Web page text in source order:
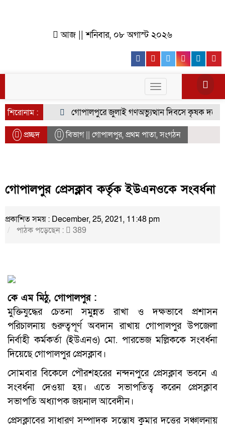
আজ || শনিবার, ০৮ অগাস্ট ২০২৬
Facebook
YoutubeTwitter
Toggle
navigation
শিরোনাম :
গোপালপুরে জুলাই গণঅভ্যুত্থান দিবসে কৃষক দলের
প্রচ্ছদ বিভাগ || গোপালপুর, প্রথম পাতা,সংগঠন
গোপালপুর প্রেসক্লাব কর্তৃক ইউএনওকে সংবর্ধনা
প্রকাশিত সময় : December, 25, 2021, 11:48 pm
পাঠক পড়েছেন :
389
কে এম মিঠু, গোপালপুর :
মুক্তিযুদ্ধের চেতনা সমুন্নত রাখা ও দক্ষভাবে প্রশাসন
পরিচালনায় গুরুত্বপূর্ণ অবদান রাখায় গোপালপুর উপজেলা
নির্বাহী কর্মকর্তা (ইউএনও) মো. পারভেজ মল্লিককে সংবর্ধনা
দিয়েছে গোপালপুর প্রেসক্লাব।
সোমবার বিকেলে পৌরশহরের নন্দনপুরে প্রেসক্লাব ভবনে এ
সংবর্ধনা দেওয়া হয়। এতে সভাপতিত্ব করেন প্রেসক্লাব
সভাপতি অধ্যাপক জয়নাল আবেদীন।
প্রেসক্লাবের সাধারণ সম্পাদক সন্তোষ কুমার দত্তের সঞ্চালনায়